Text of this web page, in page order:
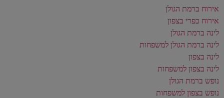
אירוח ברמת הגולן
אירוח כפרי בצפון
לינה ברמת הגולן
לינה ברמת הגולן למשפחות
לינה בצפון
לינה בצפון למשפחות
נופש ברמת הגולן
נופש בצפון למשפחות